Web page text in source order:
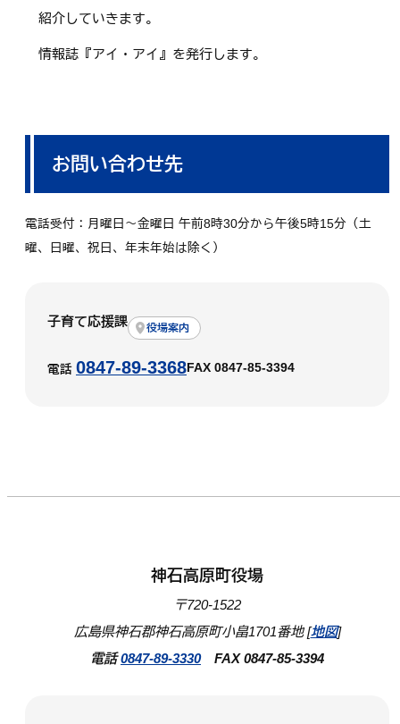
紹介していきます。
情報誌『アイ・アイ』を発行します。
お問い合わせ先
電話受付：月曜日～金曜日 午前8時30分から午後5時15分（土
曜、日曜、祝日、年末年始は除く）
子育て応援課 役場案内
電話 0847-89-3368 FAX 0847-85-3394
神石高原町役場
〒720-1522
広島県神石郡神石高原町小畠1701番地 [地図]
電話0847-89-3330FAX 0847-85-3394